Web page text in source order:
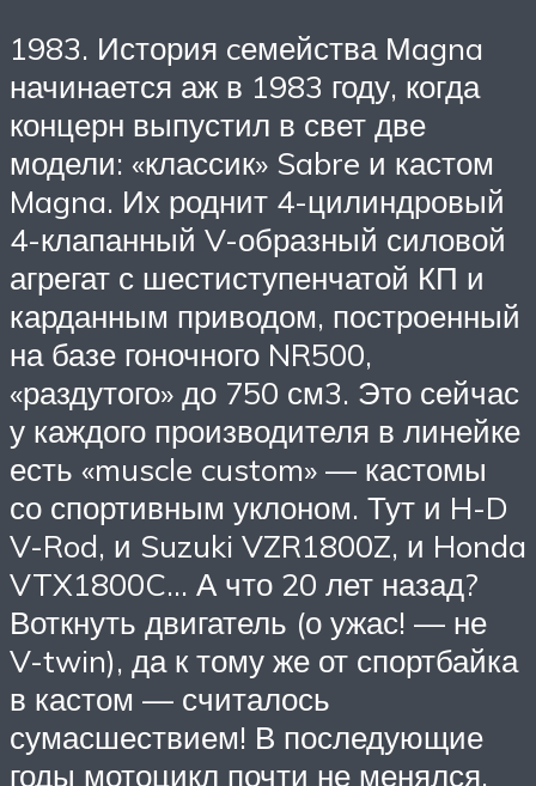
1983. История cемейства Мagna
начинается аж в 1983 году, когда
концерн выпустил в свет две
модели: «классик» Sabre и кастом
Magna. Их роднит 4-цилиндровый
4-клапанный V-образный силовой
агрегат с шестиступенчатой КП и
карданным приводом, построенный
на базе гоночного NR500,
«раздутого» до 750 см3. Это сейчас
у каждого производителя в линейке
есть «muscle custom» — кастомы
со спортивным уклоном. Тут и H-D
V-Rod, и Suzuki VZR1800Z, и Honda
VTX1800C… А что 20 лет назад?
Воткнуть двигатель (о ужас! — не
V-twin), да к тому же от спортбайка
в кастом — считалось
сумасшествием! В последующие
годы мотоцикл почти не менялся,